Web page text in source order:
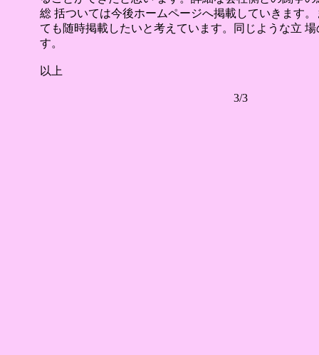
総 括ついては今後ホームページへ掲載していきます
ても随時掲載したいと考えています。同じような立
す。
以上
3/3